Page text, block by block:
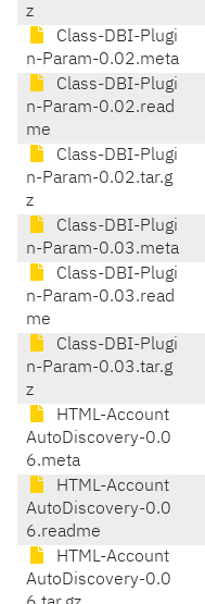
z
Class-DBI-Plugi
n-Param-0.02.meta
Class-DBI-Plugi
n-Param-0.02.read
me
Class-DBI-Plugi
n-Param-0.02.tar.g
z
Class-DBI-Plugi
n-Param-0.03.meta
Class-DBI-Plugi
n-Param-0.03.read
me
Class-DBI-Plugi
n-Param-0.03.tar.g
z
HTML-Account
AutoDiscovery-0.0
6.meta
HTML-Account
AutoDiscovery-0.0
6.readme
HTML-Account
AutoDiscovery-0.0